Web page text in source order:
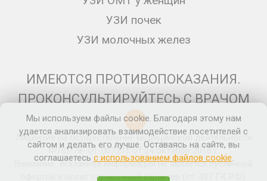
УЗИ почек
УЗИ молочных желез
ИМЕЮТСЯ ПРОТИВОПОКАЗАНИЯ.
ПРОКОНСУЛЬТИРУЙТЕСЬ С ВРАЧОМ
12+
Лицензия на осуществление медицинской деятельности
№ЛО-78- 01-007271 от 24 октября 2016 г.
Внимание: Указанная информация не является публичной
офертой и носит справочный характер (ст. 437 ГК РФ).
Мы используем файлы cookie. Благодаря этому нам
удается анализировать взаимодействие посетителей с
сайтом и делать его лучше. Оставаясь на сайте, вы
соглашаетесь с использованием файлов cookie.